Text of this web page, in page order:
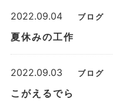
2022.09.04 ブログ
夏休みの工作
2022.09.03 ブログ
こがえるでら